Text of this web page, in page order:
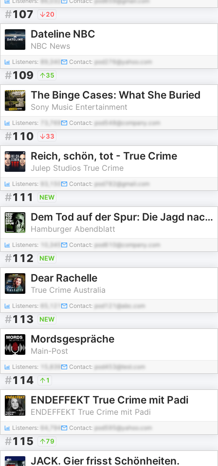
#107 20
Dateline NBC
NBC News
Listeners: 89,340 Contact: pod276@yahoo.com
#109 35
The Binge Cases: What She Buried
Sony Music Entertainment
Listeners: Contact: pod548@company.com
#110 33
Reich, schön, tot - True Crime
Julep Studios True Crime
Listeners: Contact: pod782@gmail.com
#111 NEW
Dem Tod auf der Spur: Die Jagd nach dem Täter
Hamburger Abendblatt
Listeners: 10,345 Contact: pod610@company.com
#112 NEW
Dear Rachelle
True Crime Australia
Listeners: Contact: pod121@abc.com
#113 NEW
Mordsgespräche
Main-Post
Listeners: Contact: pod453@test.com
#114 1
ENDEFFEKT True Crime mit Padi
ENDEFFEKT True Crime mit Padi
Listeners: 64,794 Contact: pod595@yahoo.com
#115 79
JACK. Gier frisst Schönheiten.